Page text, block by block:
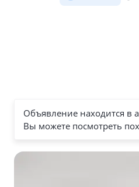
Объявление находится в
Вы можете посмотреть